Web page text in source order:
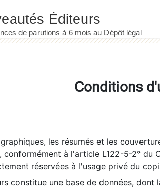
Conditions
les résumés et les
conformément à l'article L122-5-2° du
réservées à l'usage privé du
constitue une base de données,